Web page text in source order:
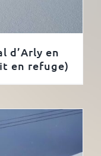
d’Arly en
en refuge)